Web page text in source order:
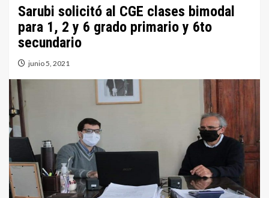
Sarubi solicitó al CGE clases bimodal
para 1, 2 y 6 grado primario y 6to
secundario
junio 5, 2021